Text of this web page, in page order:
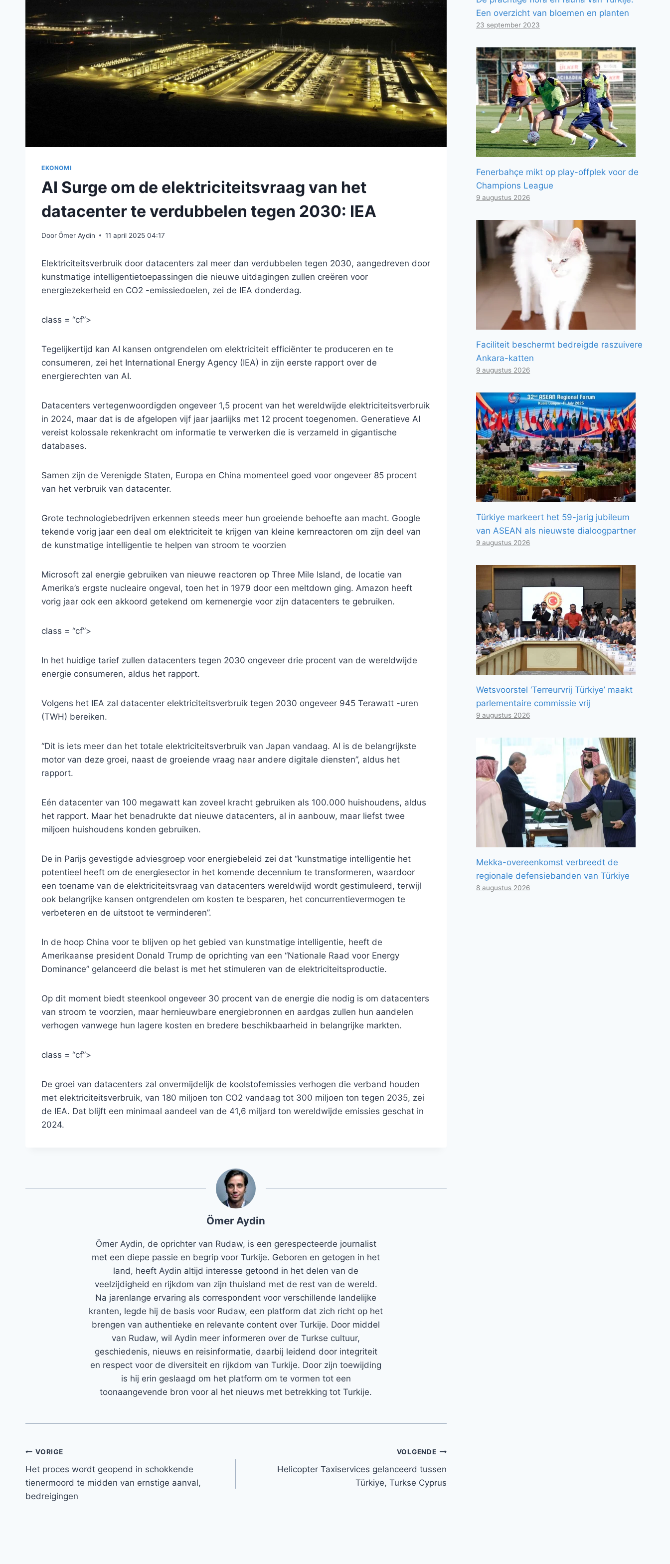
EKONOMI
AI Surge om de elektriciteitsvraag van het
datacenter te verdubbelen tegen 2030: IEA
DoorÖmer Aydin 11 april 2025 04:17
Elektriciteitsverbruik door datacenters zal meer dan verdubbelen tegen 2030, aangedreven door
kunstmatige intelligentietoepassingen die nieuwe uitdagingen zullen creëren voor
energiezekerheid en CO2 -emissiedoelen, zei de IEA donderdag.
class = “cf”>
Tegelijkertijd kan AI kansen ontgrendelen om elektriciteit efficiënter te produceren en te
consumeren, zei het International Energy Agency (IEA) in zijn eerste rapport over de
energierechten van AI.
Datacenters vertegenwoordigden ongeveer 1,5 procent van het wereldwijde elektriciteitsverbruik
in 2024, maar dat is de afgelopen vijf jaar jaarlijks met 12 procent toegenomen. Generatieve AI
vereist kolossale rekenkracht om informatie te verwerken die is verzameld in gigantische
databases.
Samen zijn de Verenigde Staten, Europa en China momenteel goed voor ongeveer 85 procent
van het verbruik van datacenter.
Grote technologiebedrijven erkennen steeds meer hun groeiende behoefte aan macht. Google
tekende vorig jaar een deal om elektriciteit te krijgen van kleine kernreactoren om zijn deel van
de kunstmatige intelligentie te helpen van stroom te voorzien
Microsoft zal energie gebruiken van nieuwe reactoren op Three Mile Island, de locatie van
Amerika’s ergste nucleaire ongeval, toen het in 1979 door een meltdown ging. Amazon heeft
vorig jaar ook een akkoord getekend om kernenergie voor zijn datacenters te gebruiken.
class = “cf”>
In het huidige tarief zullen datacenters tegen 2030 ongeveer drie procent van de wereldwijde
energie consumeren, aldus het rapport.
Volgens het IEA zal datacenter elektriciteitsverbruik tegen 2030 ongeveer 945 Terawatt -uren
(TWH) bereiken.
“Dit is iets meer dan het totale elektriciteitsverbruik van Japan vandaag. AI is de belangrijkste
motor van deze groei, naast de groeiende vraag naar andere digitale diensten”, aldus het
rapport.
Eén datacenter van 100 megawatt kan zoveel kracht gebruiken als 100.000 huishoudens, aldus
het rapport. Maar het benadrukte dat nieuwe datacenters, al in aanbouw, maar liefst twee
miljoen huishoudens konden gebruiken.
De in Parijs gevestigde adviesgroep voor energiebeleid zei dat “kunstmatige intelligentie het
potentieel heeft om de energiesector in het komende decennium te transformeren, waardoor
een toename van de elektriciteitsvraag van datacenters wereldwijd wordt gestimuleerd, terwijl
ook belangrijke kansen ontgrendelen om kosten te besparen, het concurrentievermogen te
verbeteren en de uitstoot te verminderen”.
In de hoop China voor te blijven op het gebied van kunstmatige intelligentie, heeft de
Amerikaanse president Donald Trump de oprichting van een “Nationale Raad voor Energy
Dominance” gelanceerd die belast is met het stimuleren van de elektriciteitsproductie.
Op dit moment biedt steenkool ongeveer 30 procent van de energie die nodig is om datacenters
van stroom te voorzien, maar hernieuwbare energiebronnen en aardgas zullen hun aandelen
verhogen vanwege hun lagere kosten en bredere beschikbaarheid in belangrijke markten.
class = “cf”>
De groei van datacenters zal onvermijdelijk de koolstofemissies verhogen die verband houden
met elektriciteitsverbruik, van 180 miljoen ton CO2 vandaag tot 300 miljoen ton tegen 2035, zei
de IEA. Dat blijft een minimaal aandeel van de 41,6 miljard ton wereldwijde emissies geschat in
2024.
Ömer Aydin
Ömer Aydin, de oprichter van Rudaw, is een gerespecteerde journalist
met een diepe passie en begrip voor Turkije. Geboren en getogen in het
land, heeft Aydin altijd interesse getoond in het delen van de
veelzijdigheid en rijkdom van zijn thuisland met de rest van de wereld.
Na jarenlange ervaring als correspondent voor verschillende landelijke
kranten, legde hij de basis voor Rudaw, een platform dat zich richt op het
brengen van authentieke en relevante content over Turkije. Door middel
van Rudaw, wil Aydin meer informeren over de Turkse cultuur,
geschiedenis, nieuws en reisinformatie, daarbij leidend door integriteit
en respect voor de diversiteit en rijkdom van Turkije. Door zijn toewijding
is hij erin geslaagd om het platform om te vormen tot een
toonaangevende bron voor al het nieuws met betrekking tot Turkije.
Bericht
navigatie
VORIGE
Het proces wordt geopend in schokkende
tienermoord te midden van ernstige aanval,
bedreigingen
VOLGENDE
Helicopter Taxiservices gelanceerd tussen
Türkiye, Turkse Cyprus
Een overzicht van bloemen en planten
23 september 2023
Fenerbahçe mikt op play-offplek voor de
Champions League
9 augustus 2026
Faciliteit beschermt bedreigde raszuivere
Ankara-katten
9 augustus 2026
Türkiye markeert het 59-jarig jubileum
van ASEAN als nieuwste dialoogpartner
9 augustus 2026
Wetsvoorstel ‘Terreurvrij Türkiye’ maakt
parlementaire commissie vrij
9 augustus 2026
Mekka-overeenkomst verbreedt de
regionale defensiebanden van Türkiye
8 augustus 2026